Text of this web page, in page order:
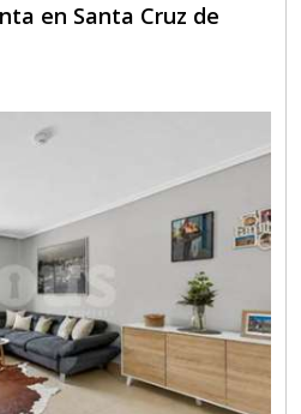
en Santa Cruz de